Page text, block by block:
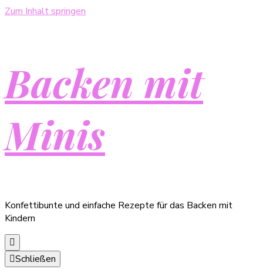
Zum Inhalt springen
Backen mit
Minis
Konfettibunte und einfache Rezepte für das Backen mit
Kindern
Schließen